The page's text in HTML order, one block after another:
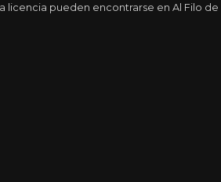
licencia pueden encontrarse en Al Filo de